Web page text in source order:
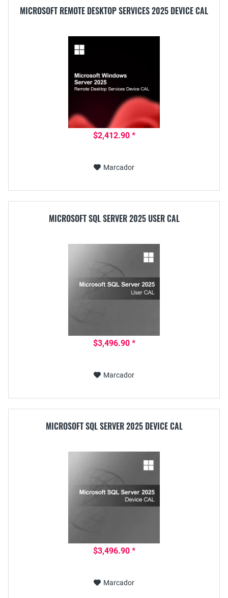
MICROSOFT REMOTE DESKTOP SERVICES 2025 DEVICE CAL
$2,412.90 *
Marcador
MICROSOFT SQL SERVER 2025 USER CAL
$3,496.90 *
Marcador
MICROSOFT SQL SERVER 2025 DEVICE CAL
$3,496.90 *
Marcador